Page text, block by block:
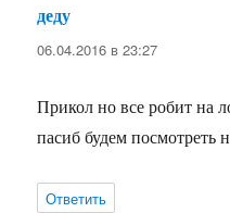
деду
06.04.2016 в 23:27
Прикол но все робит на
пасиб будем посмотреть
Ответить